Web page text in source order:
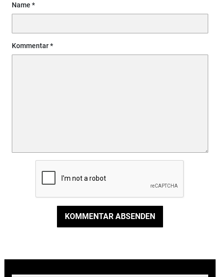
Name
Kommentar
KOMMENTAR ABSENDEN